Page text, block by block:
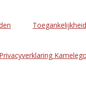
Privacyverklaring Kamelego